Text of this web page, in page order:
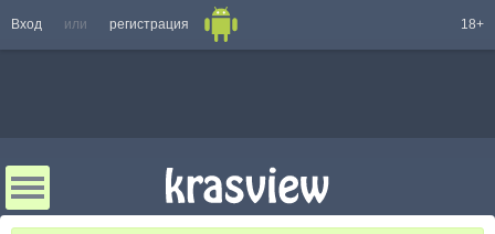
Вход или регистрация 18+